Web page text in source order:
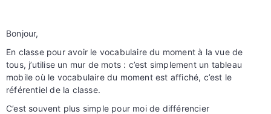
Bonjour,
En classe pour avoir le vocabulaire du moment à la vue de
tous, j’utilise un mur de mots : c’est simplement un tableau
mobile où le vocabulaire du moment est affiché, c’est le
référentiel de la classe.
C’est souvent plus simple pour moi de différencier